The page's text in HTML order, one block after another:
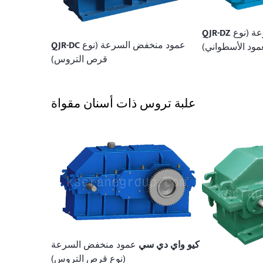
QJR-DC
قرص التروس)
QJR-DZعمود منخفض السرعة (نوع
الأسطواني)
علبة تروس ذات أسنان مقواة
كيو واي دي سي عمود منخفض السرعة
(نوع قرص التروس)